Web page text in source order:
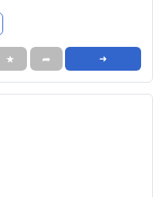
★ ➦ ➜